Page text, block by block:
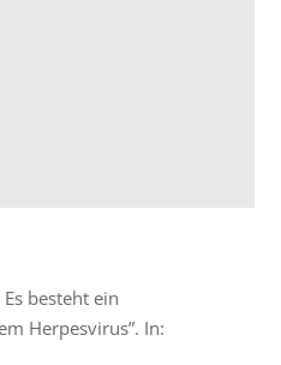
besteht ein
Herpesvirus”. In: